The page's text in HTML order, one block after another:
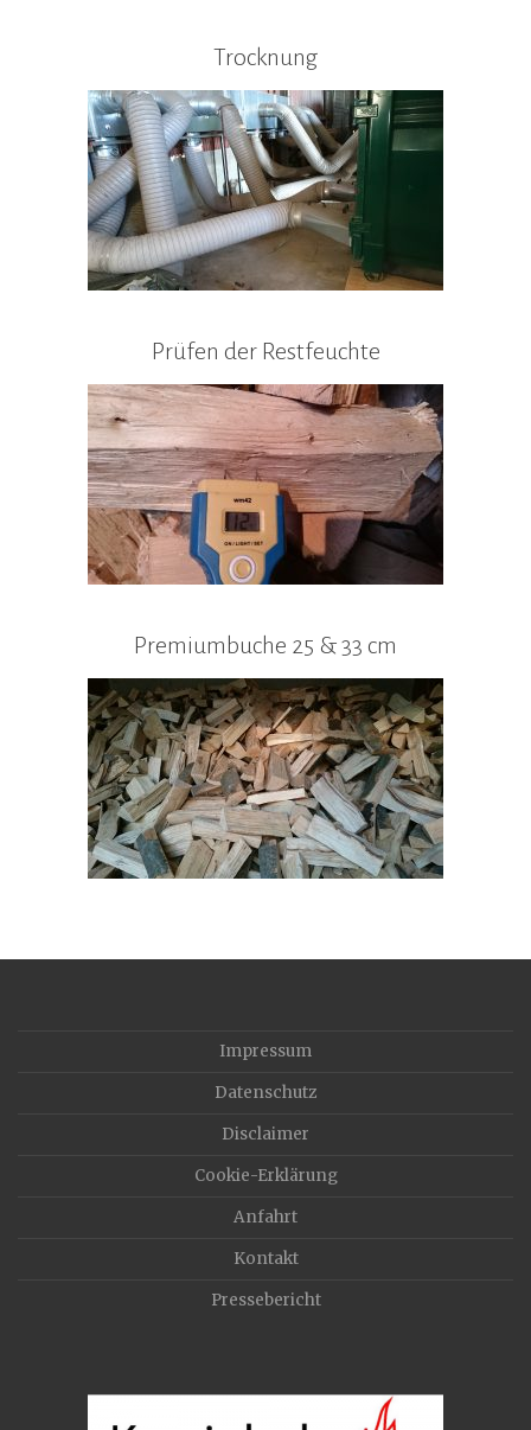
Trocknung
Prüfen der Restfeuchte
Premiumbuche 25 & 33 cm
Impressum
Datenschutz
Disclaimer
Cookie-Erklärung
Anfahrt
Kontakt
Pressebericht